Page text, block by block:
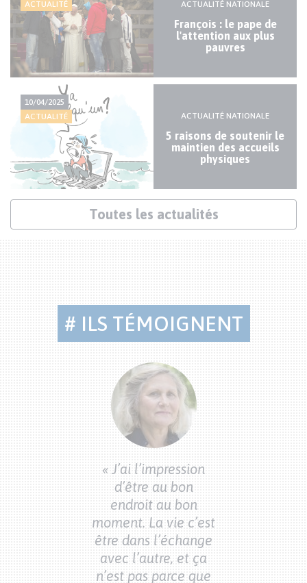
ACTUALITÉ
ACTUALITÉ NATIONALE
François : le pape de
l'attention aux plus
pauvres
10/04/2025
ACTUALITÉ
ACTUALITÉ NATIONALE
5 raisons de soutenir le
maintien des accueils
physiques
Toutes les actualités
# ILS TÉMOIGNENT
Citations
bénévoles
« J’ai l’impression
d’être au bon
endroit au bon
moment. La vie c’est
être dans l’échange
avec l’autre, et ça
n’est pas parce que